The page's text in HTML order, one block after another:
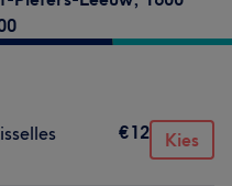
€12 Kies